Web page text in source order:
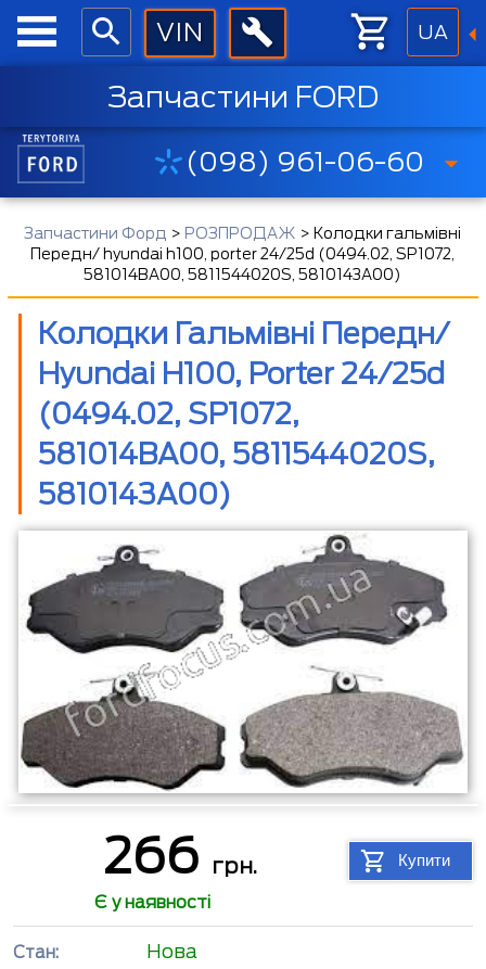
UA
Запчастини FORD
(098) 961-06-60
Запчастини Форд > РОЗПРОДАЖ > Колодки гальмівні
Передн/ hyundai h100, porter 24/25d (0494.02, SP1072,
581014BA00, 5811544020S, 5810143A00)
Колодки Гальмівні Передн/
Hyundai H100, Porter 24/25d
(0494.02, SP1072,
581014BA00, 5811544020S,
5810143A00)
266 грн. Купити
Є у наявності
Стан: Нова